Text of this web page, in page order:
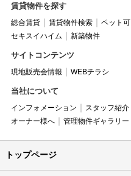
賃貸物件を探す
総合賃貸 賃貸物件検索 ペット可
セキスイハイム
新築物件
サイトコンテンツ
現地販売会情報 WEBチラシ
当社について
インフォメーション スタッフ紹介
オーナー様へ
管理物件ギャラリー
トップページ